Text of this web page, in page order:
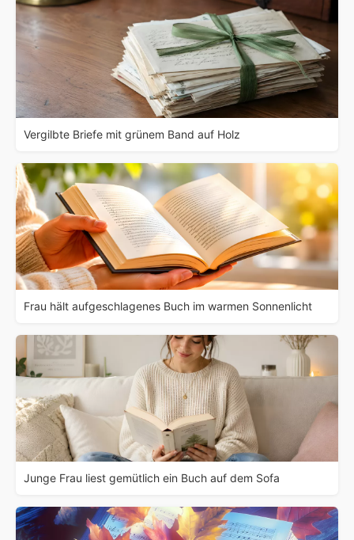
Vergilbte Briefe mit grünem Band auf Holz
Frau hält aufgeschlagenes Buch im warmen Sonnenlicht
Junge Frau liest gemütlich ein Buch auf dem Sofa